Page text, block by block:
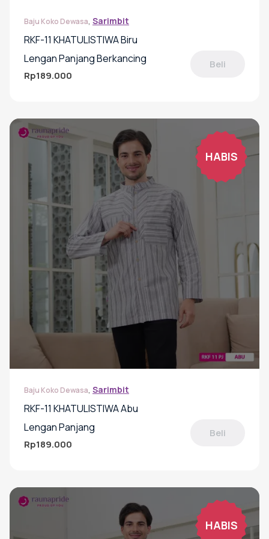
Baju Koko Dewasa, Sarimbit
RKF-11 KHATULISTIWA Biru
Lengan Panjang Berkancing
Rp189.000
Beli
beberapa
varian.
dapat
diambil
halaman
produk
Baju Koko Dewasa, Sarimbit
RKF-11 KHATULISTIWA Abu
Lengan Panjang
Rp189.000
HABIS
Beli
beberapa
varian.
HABIS